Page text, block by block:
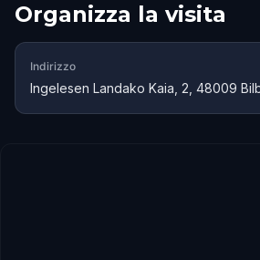
Organizza la visita
Indirizzo
Ingelesen Landako Kaia, 2, 48009